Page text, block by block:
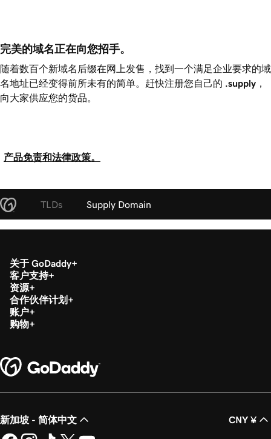
完美的域名正在向您招手。
随着数百个新域名后缀在网上发售，找到一个满足企业要求的域
名地址已经变得前所未有的简单。赶快注册您自己的 .supply
向大家供应您的货品。
产品免责和法律政策。
TLDs Supply Domain
关于 GoDaddy
客户支持
资源
合作伙伴计划
账户
购物
新加坡 - 简体中文 CNY ¥